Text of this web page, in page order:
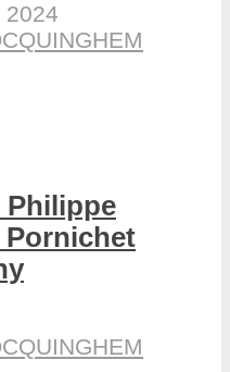
2024
Philippe